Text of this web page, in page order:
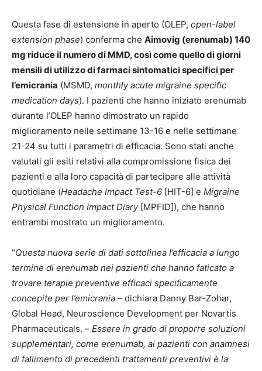
Questa fase di estensione in aperto (OLEP, open-label
extension phase) conferma che Aimovig (erenumab) 140
mg riduce il numero di MMD, così come quello di giorni
mensili di utilizzo di farmaci sintomatici specifici per
l’emicrania (MSMD, monthly acute migraine specific
medication days). I pazienti che hanno iniziato erenumab
durante l’OLEP hanno dimostrato un rapido
miglioramento nelle settimane 13-16 e nelle settimane
21-24 su tutti i parametri di efficacia. Sono stati anche
valutati gli esiti relativi alla compromissione fisica dei
pazienti e alla loro capacità di partecipare alle attività
quotidiane (Headache Impact Test-6 [HIT-6] e Migraine
Physical Function Impact Diary[MPFID]), che hanno
entrambi mostrato un miglioramento.
“Questa nuova serie di dati sottolinea l’efficacia a lungo
termine di erenumab nei pazienti che hanno faticato a
trovare terapie preventive efficaci specificamente
concepite per l’emicrania – dichiara Danny Bar-Zohar,
Global Head, Neuroscience Development per Novartis
Pharmaceuticals. – Essere in grado di proporre soluzioni
supplementari, come erenumab, ai pazienti con anamnesi
di fallimento di precedenti trattamenti preventivi è la